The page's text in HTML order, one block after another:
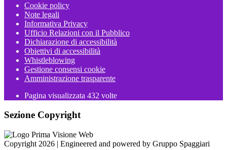
Cookie policy
Note legali
Informativa Privacy
Ufficio Relazioni con il Pubblico
Dichiarazione di accessibilità
Obiettivi di accessibilità
Whistleblowing
Gestione consensi cookie
Amministrazione trasparente
Pagina visualizzata 432 volte
Sezione Copyright
Copyright 2026 | Engineered and powered by Gruppo Spaggiari